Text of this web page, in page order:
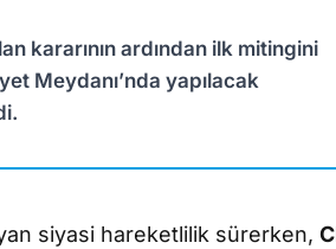
kararının ardından ilk mitingini
Meydanı’nda yapılacak
siyasi hareketlilik sürerken,